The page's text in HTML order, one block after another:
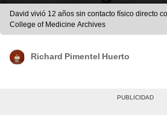
David vivió 12 años sin contacto físico directo
College of Medicine Archives
Richard Pimentel Huerto